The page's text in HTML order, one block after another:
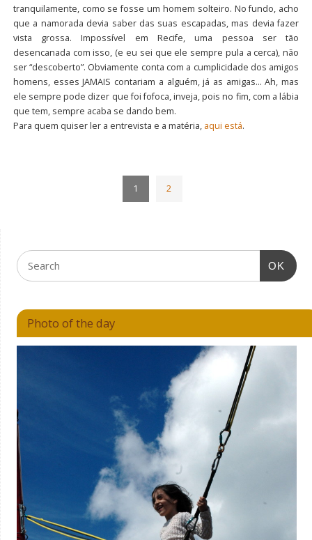
tranquilamente, como se fosse um homem solteiro. No fundo, acho
que a namorada devia saber das suas escapadas, mas devia fazer
vista grossa. Impossível em Recife, uma pessoa ser tão
desencanada com isso, (e eu sei que ele sempre pula a cerca), não
ser “descoberto”. Obviamente conta com a cumplicidade dos amigos
homens, esses JAMAIS contariam a alguém, já as amigas… Ah, mas
ele sempre pode dizer que foi fofoca, inveja, pois no fim, com a lábia
que tem, sempre acaba se dando bem.
Para quem quiser ler a entrevista e a matéria, aqui está.
1 2
OK
Photo of the day